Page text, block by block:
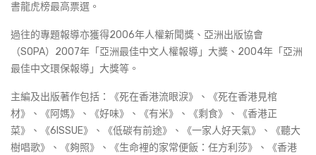
書龍虎榜最高票選。
過往的專題報導亦獲得2006年人權新聞獎、亞洲出版協會
（SOPA）2007年「亞洲最佳中文人權報導」大獎、2004年「亞洲
最佳中文環保報導」大獎等。
主編及出版著作包括：《死在香港流眼淚》、《死在香港見棺
材》、《阿媽》、《好味》、《有米》、《剩食》、《香港正
菜》、《6ISSUE》、《低碳有前途》、《一家人好天氣》、《聽大
樹唱歌》、《夠照》、《生命裡的家常便飯：任方利莎》、《香港